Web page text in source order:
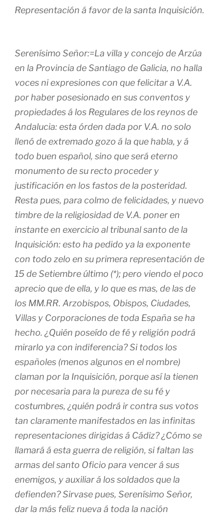
Representación á favor de la santa Inquisición.
Serenísimo Señor:=La villa y concejo de Arzúa
en la Provincia de Santiago de Galicia, no halla
voces ni expresiones con que felicitar a V.A.
por haber posesionado en sus conventos y
propiedades á los Regulares de los reynos de
Andalucia: esta órden dada por V.A. no solo
llenó de extremado gozo á la que habla, y á
todo buen español, sino que será eterno
monumento de su recto proceder y
justificación en los fastos de la posteridad.
Resta pues, para colmo de felicidades, y nuevo
timbre de la religiosidad de V.A. poner en
instante en exercicio al tribunal santo de la
Inquisición: esto ha pedido ya la exponente
con todo zelo en su primera representación de
15 de Setiembre último (*); pero viendo el poco
aprecio que de ella, y lo que es mas, de las de
los MM.RR. Arzobispos, Obispos, Ciudades,
Villas y Corporaciones de toda España se ha
hecho. ¿Quién poseído de fé y religión podrá
mirarlo ya con indiferencia? Si todos los
españoles (menos algunos en el nombre)
claman por la Inquisición, porque así la tienen
por necesaria para la pureza de su fé y
costumbres, ¿quién podrá ir contra sus votos
tan claramente manifestados en las infinitas
representaciones dirigidas á Cádiz? ¿Cómo se
llamará á esta guerra de religión, si faltan las
armas del santo Oficio para vencer á sus
enemigos, y auxiliar á los soldados que la
defienden? Sirvase pues, Serenísimo Señor,
dar la más feliz nueva á toda la nación